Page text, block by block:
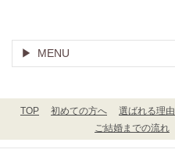
MENU
TOP 初めての方へ 選ばれる理由
ご結婚までの流れ